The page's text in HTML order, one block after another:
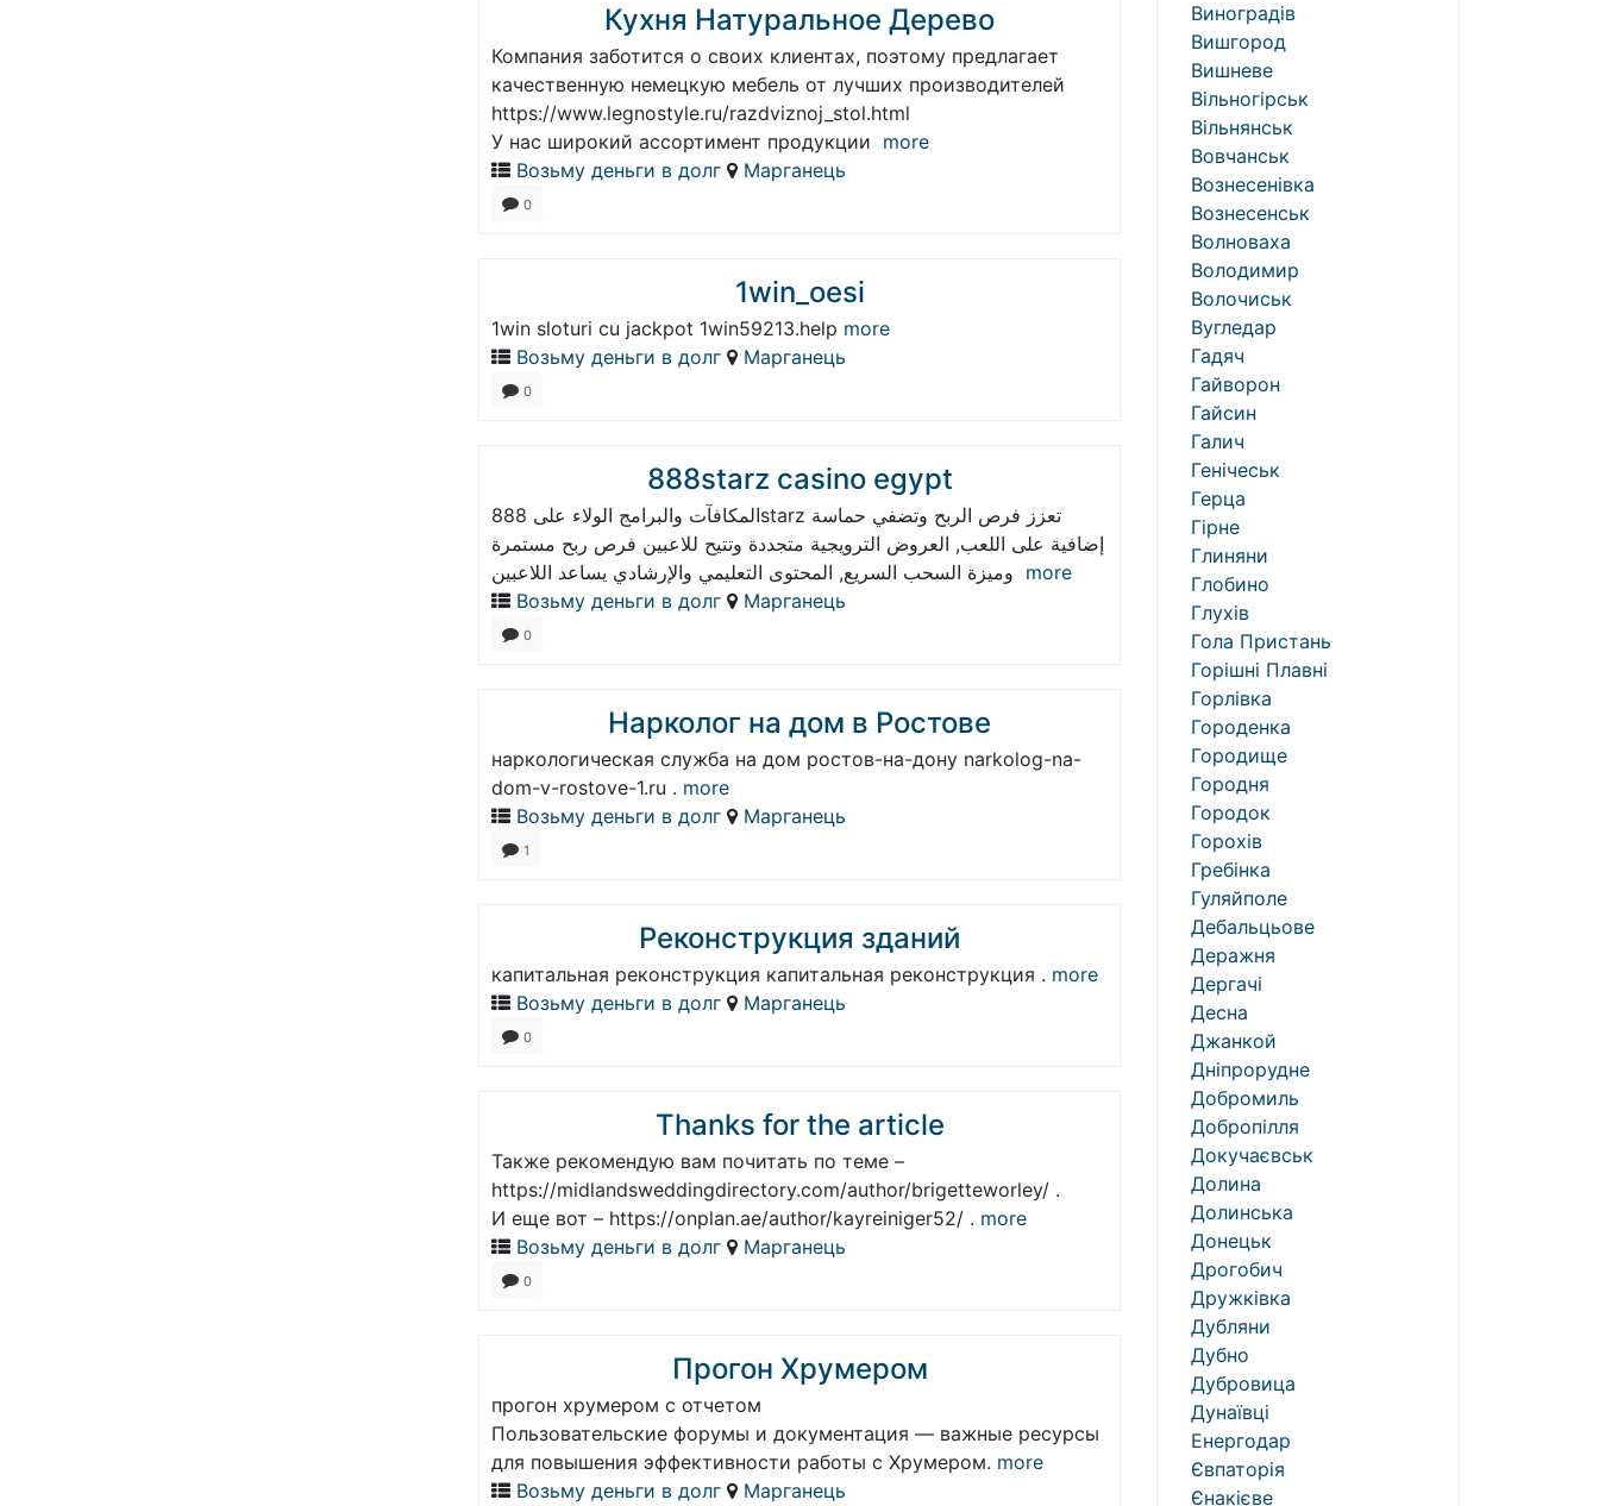
Кухня Натуральное Дерево
Компания заботится о своих клиентах, поэтому предлагает
качественную немецкую мебель от лучших производителей
https://www.legnostyle.ru/razdviznoj_stol.html
У нас широкий ассортимент продукции more
Возьму деньги в долг
Марганець
0
1win_oesi
1win sloturi cu jackpot 1win59213.help more
Возьму деньги в долг
Марганець
0
888starz casino egypt
المكافآت والبرامج الولاء على 888starz تعزز فرص الربح وتضفي حماسة
إضافية على اللعب, العروض الترويجية متجددة وتتيح للاعبين فرص ربح مستمرة
more
Возьму деньги в долг
Марганець
0
Нарколог на дом в Ростове
наркологическая служба на дом ростов-на-дону narkolog-na-
dom-v-rostove-1.ru . more
Возьму деньги в долг
Марганець
1
Реконструкция зданий
капитальная реконструкция капитальная реконструкция . more
Возьму деньги в долг
Марганець
0
Thanks for the article
Также рекомендую вам почитать по теме –
https://midlandsweddingdirectory.com/author/brigetteworley/ .
И еще вот – https://onplan.ae/author/kayreiniger52/ . more
Возьму деньги в долг
Марганець
0
Прогон Хрумером
прогон хрумером с отчетом
Пользовательские форумы и документация — важные ресурсы
для повышения эффективности работы с Хрумером. more
Возьму деньги в долг
Марганець
Виноградів
Вишгород
Вишневе
Вільногірськ
Вільнянськ
Вовчанськ
Вознесенівка
Вознесенськ
Волноваха
Володимир
Волочиськ
Вугледар
Гадяч
Гайворон
Гайсин
Галич
Генічеськ
Герца
Гірне
Глиняни
Глобино
Глухів
Гола Пристань
Горішні Плавні
Горлівка
Городенка
Городище
Городня
Городок
Горохів
Гребінка
Гуляйполе
Дебальцьове
Деражня
Дергачі
Десна
Джанкой
Дніпрорудне
Добромиль
Добропілля
Докучаєвськ
Долина
Долинська
Донецьк
Дрогобич
Дружківка
Дубляни
Дубно
Дубровица
Дунаївці
Енергодар
Євпаторія
Єнакієве